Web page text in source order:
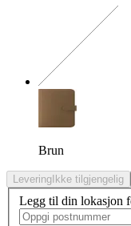
Brun
Levering Ikke tilgjengelig
Legg til din lokasjon